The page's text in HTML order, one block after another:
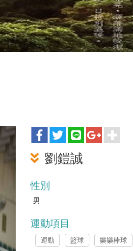
劉鎧誠
性別
男
運動項目
運動 籃球 樂樂棒球